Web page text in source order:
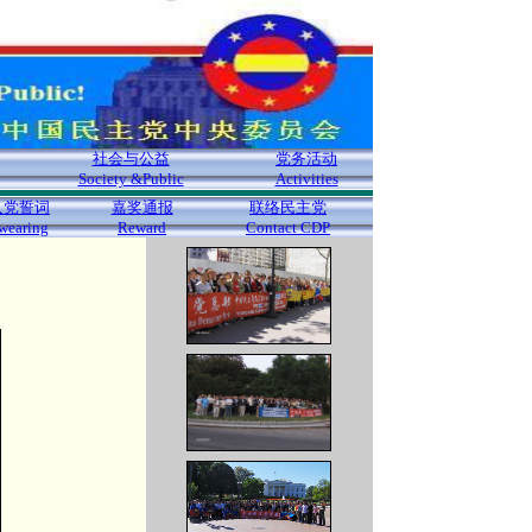
社会与公益
Society &Public
党务活动
Activities
党誓词
嘉奖通报
Reward
联络民主党
Contact CDP